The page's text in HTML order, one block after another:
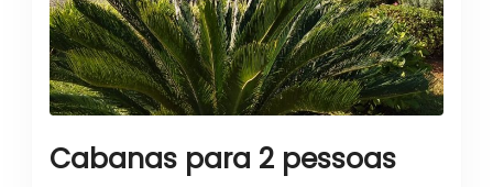
Cabanas para 2 pessoas